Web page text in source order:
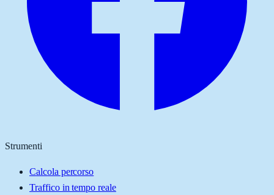
Strumenti
Calcola percorso
Traffico in tempo reale